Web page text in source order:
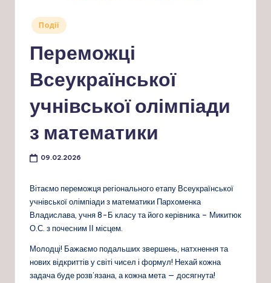
Опубліковано
Події
Переможці
Всеукраїнської
учнівської олімпіади
з математики
09.02.2026
Вітаємо переможця регіонального етапу Всеукраїнської
учнівської олімпіади з математики Пархоменка
Владислава, учня 8-Б класу та його керівника – Микитюк
О.С. з почесним ІІ місцем.
Молодці! Бажаємо подальших звершень, натхнення та
нових відкриттів у світі чисел і формул! Нехай кожна
задача буде розв’язана, а кожна мета — досягнута!